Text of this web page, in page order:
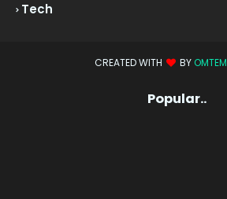
Tech
CREATED WITH BY
Popular..